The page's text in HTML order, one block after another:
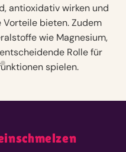
antioxidativ wirken und
bieten. Zudem
wie Magnesium,
Rolle für
spielen.